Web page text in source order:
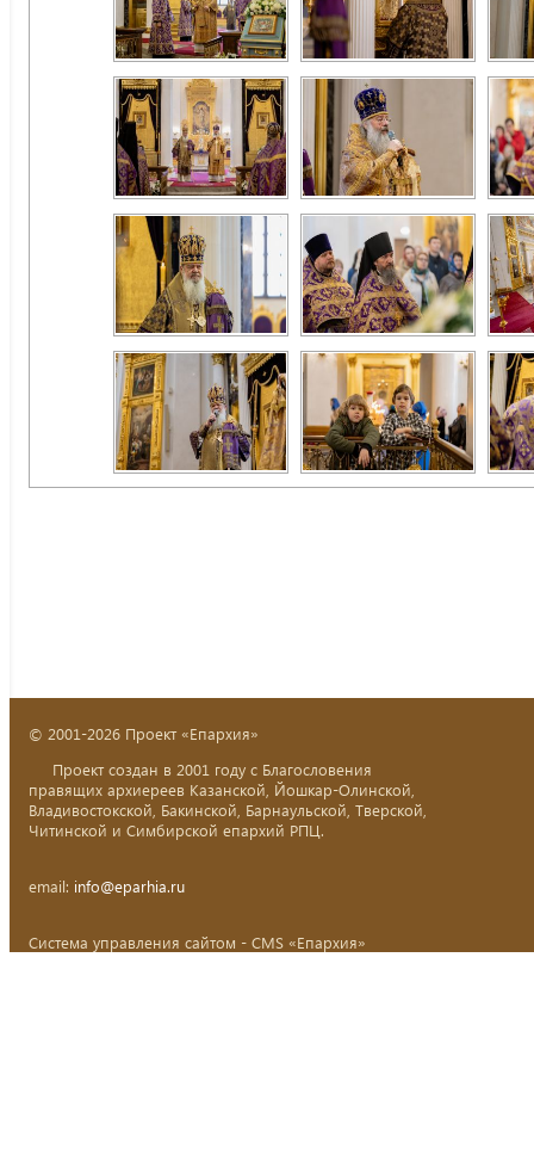
© 2001-2026 Проект «Епархия»
Проект создан в 2001 году с Благословения
правящих архиереев Казанской, Йошкар-Олинской,
Владивостокской, Бакинской, Барнаульской, Тверской,
Читинской и Симбирской епархий РПЦ.
email: info@eparhia.ru
Система управления сайтом - CMS «Епархия»